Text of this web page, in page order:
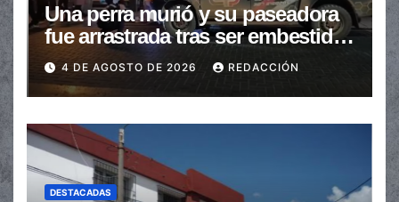
Una perra murió y su paseadora
fue arrastrada tras ser embestidas
en la senda peatonal
4 DE AGOSTO DE 2026 REDACCIÓN
DESTACADAS